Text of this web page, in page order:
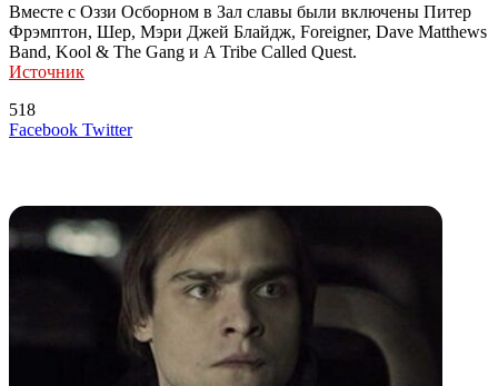
Вместе с Оззи Осборном в Зал славы были включены Питер
Фрэмптон, Шер, Мэри Джей Блайдж, Foreigner, Dave Matthews
Band, Kool & The Gang и A Tribe Called Quest.
Источник
518
Facebook TwitterLinkedIn
Tumblr
Reddit
Вконтакте
Одноклассники
Skype
Messenger
Messenger
WhatsApp
Telegram
Viber
Line
Поделиться
Печатать